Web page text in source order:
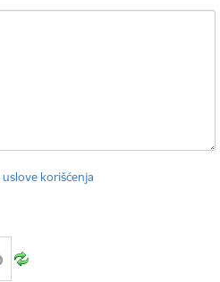
uslove korišćenja